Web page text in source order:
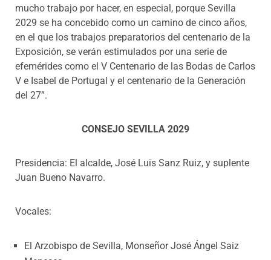
mucho trabajo por hacer, en especial, porque Sevilla
2029 se ha concebido como un camino de cinco años,
en el que los trabajos preparatorios del centenario de la
Exposición, se verán estimulados por una serie de
efemérides como el V Centenario de las Bodas de Carlos
V e Isabel de Portugal y el centenario de la Generación
del 27”.
CONSEJO SEVILLA 2029
Presidencia: El alcalde, José Luis Sanz Ruiz, y suplente
Juan Bueno Navarro.
Vocales:
El Arzobispo de Sevilla, Monseñor José Ángel Saiz